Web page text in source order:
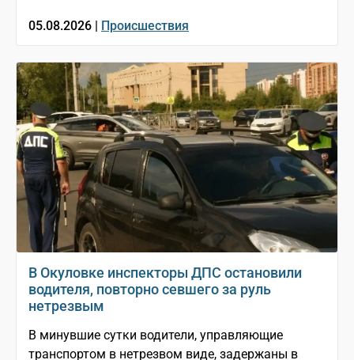
05.08.2026 | Происшествия
В Окуловке инспекторы ДПС остановили
водителя, повторно севшего за руль
нетрезвым
В минувшие сутки водители, управляющие
транспортом в нетрезвом виде, задержаны в